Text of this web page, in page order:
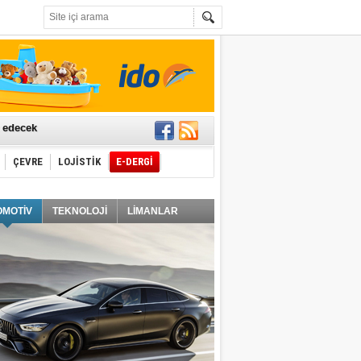
ÇEVRE LOJİSTİK E-DERGİ
TEKNOLOJİ LİMANLAR